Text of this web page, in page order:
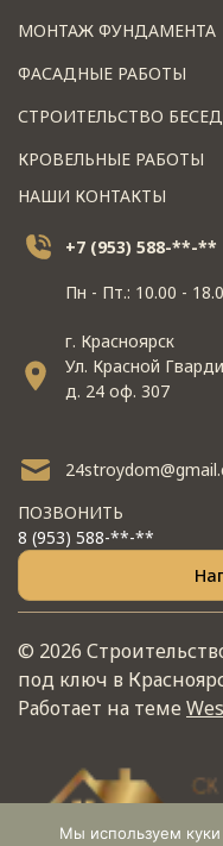
МОНТАЖ ФУНДАМЕНТА
ФАСАДНЫЕ РАБОТЫ
СТРОИТЕЛЬСТВО
КРОВЕЛЬНЫЕ РАБОТЫ
НАШИ КОНТАКТЫ
+7 (953) 588-**-**
Пн - Пт.: 10.00 -
г. Красноярск
Ул. Красной
д. 24 оф. 307
ПОЗВОНИТЬ
8 (953) 588-**-**
© 2026
под ключ в
Работает на теме
Мы используем